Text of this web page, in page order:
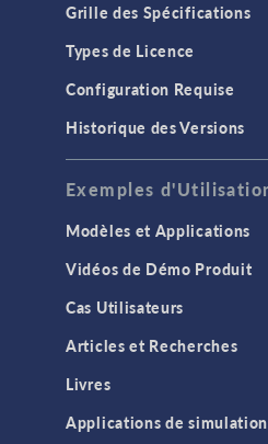
Grille des Spécifications
Types de Licence
Configuration Requise
Historique des Versions
Exemples
Modèles et Applications
Vidéos de Démo Produit
Cas Utilisateurs
Articles et Recherches
Livres
Applications de simulation